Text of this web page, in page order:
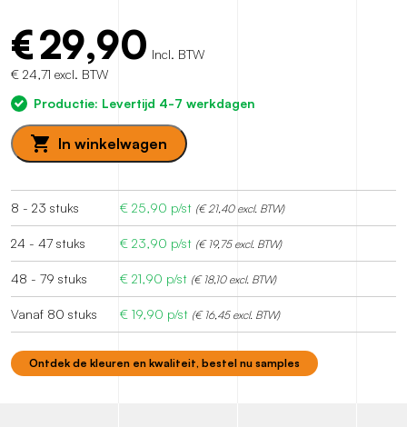
€29,90 Incl. BTW
€ 24,71 excl. BTW
Productie: Levertijd 4-7 werkdagen
In winkelwagen
8 - 23 stuks € 25,90 p/st (€ 21,40 excl. BTW)
24 - 47 stuks € 23,90 p/st (€ 19,75 excl. BTW)
48 - 79 stuks € 21,90 p/st (€ 18,10 excl. BTW)
Vanaf 80 stuks € 19,90 p/st (€ 16,45 excl. BTW)
Ontdek de kleuren en kwaliteit, bestel nu samples